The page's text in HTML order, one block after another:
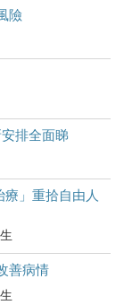
險
排全面睇
」重拾自由人
善病情